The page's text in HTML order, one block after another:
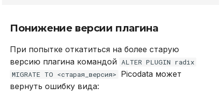
zrevrank
Понижение версии плагина
При попытке откатиться на более старую
версию плагина командой ALTER PLUGIN radix
MIGRATE TO <старая_версия>
Picodata может
вернуть ошибку вида: